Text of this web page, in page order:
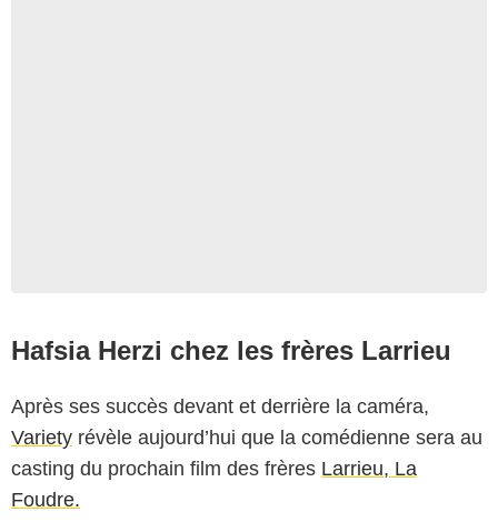
Hafsia Herzi chez les frères Larrieu
Après ses succès devant et derrière la caméra,
Variety révèle aujourd’hui que la comédienne sera au
casting du prochain film des frères Larrieu, La
Foudre.